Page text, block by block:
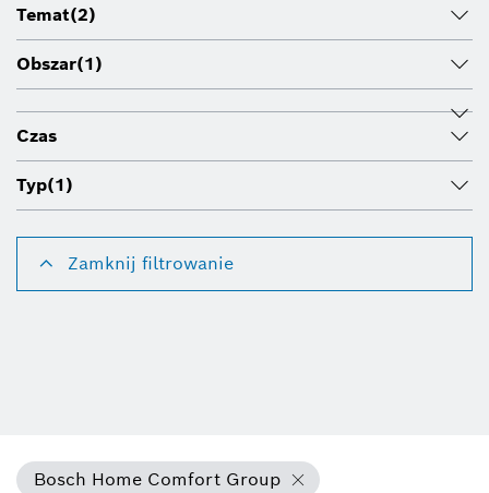
Temat(2)
Obszar(1)
Czas
Typ(1)
Zamknij filtrowanie
Bosch Home Comfort Group